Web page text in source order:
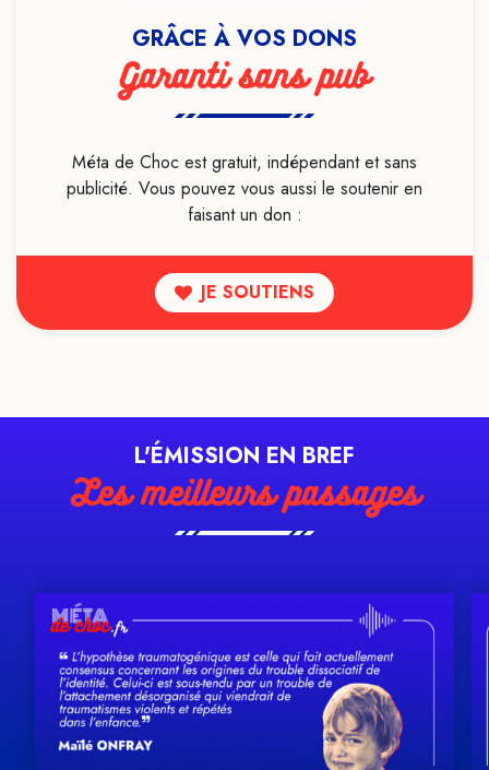
GRÂCE À VOS DONS
Garanti sans pub
Méta de Choc est gratuit, indépendant et sans
publicité. Vous pouvez vous aussi le soutenir en
faisant un don :
JE SOUTIENS
L'ÉMISSION EN BREF
Les meilleurs passages